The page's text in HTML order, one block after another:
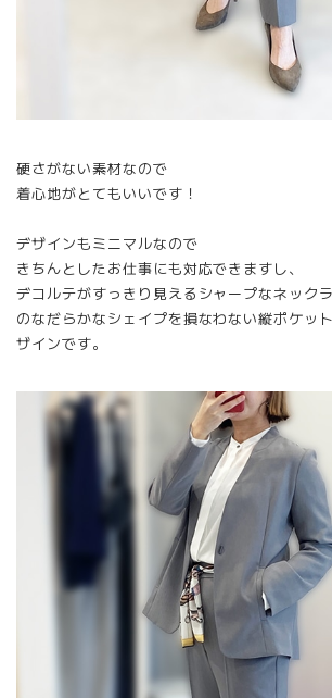
硬さがない素材なので
着心地がとてもいいです！
デザインもミニマルなので
きちんとしたお仕事にも対応できますし、
デコルテがすっきり見えるシャープなネック
のなだらかなシェイプを損なわない縦ポケッ
ザインです。